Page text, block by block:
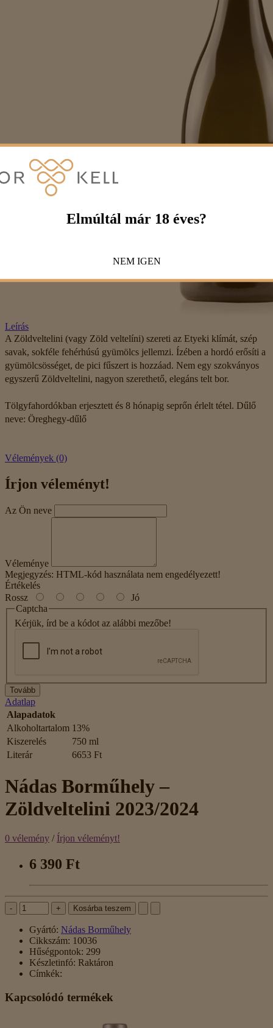
Leírás
A Zöldveltelini (vagy Zöld veltelíni) szereti az Etyeki klímát, szép
savak, sokféle fehérhúsú gyümölcs jellemzi. Ízében a hordó erősíti a
gyümölcsösséget, de pici fűszert is hozzáad. Nem egy szokványos
egyszerű Zöldveltelini, nagyon szerethető, elegáns telt bor.
Tölgyfahordókban erjesztett és 8 hónapig seprőn érlelt tétel. Dűlő
neve: Öreghegy-dűlő
Vélemények (0)
Írjon véleményt!
Az Ön neve
Véleménye
Megjegyzés: HTML-kód használata nem engedélyezett!
Értékelés
Rossz
Jó
Captcha
Kérjük, írd be a kódot az alábbi mezőbe!
Tovább
Adatlap
Alapadatok
Alkoholtartalom 13%
Kiszerelés
750 ml
Literár
6653 Ft
Nádas Borműhely –
Zöldveltelini 2023/2024
0 vélemény / Írjon véleményt!
6 390 Ft
- + Kosárba teszem
Gyártó: Nádas Borműhely
Cikkszám: 10036
Hűségpontok: 299
Készletinfó: Raktáron
Címkék:
Kapcsolódó termékek
Elmúltál már 18 éves?
NEM IGEN